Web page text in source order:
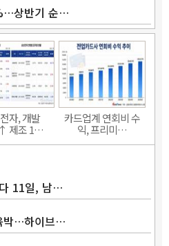
상반기 순…
자, 개발
제조 1…
카드업계 연회비 수
익, 프리미…
11일, 남…
박…하이브…